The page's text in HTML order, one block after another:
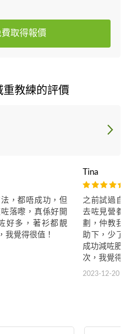
費取得報價
重教練的評價
，都唔成功，但
落嚟，真係好開
好多，著衫都靚
我覺得很值！
Tina
之前試過自
去咗見營養
劃，仲教我
助下，少了
成功減咗肥
次，我覺得
2023-12-20